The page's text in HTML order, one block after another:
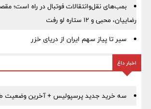
بمب‌های نقل‌وانتقالات فوتبال در راه است؛
رضاییان، محبی و ۱۲ ستاره لو رفت
سیر تا پیاز سهم ایران از دریای خزر
اخبار داغ
سه خرید جدید پرسپولیس + آخرین وضعیت